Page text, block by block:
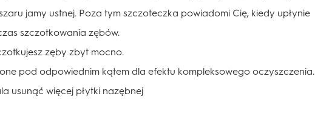
jamy ustnej. Poza tym szczoteczka powiadomi Cię, kiedy upłynie
szczotkowania zębów.
zęby zbyt mocno.
pod odpowiednim kątem dla efektu kompleksowego oczyszczenia.
usunąć więcej płytki nazębnej